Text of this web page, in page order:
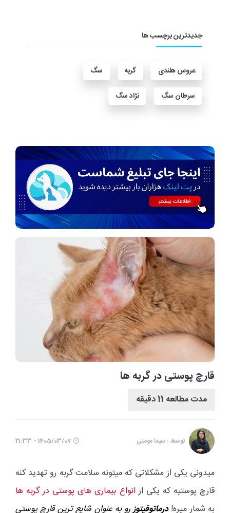
جدیدترین برچسب ها
عروس هلندی گربه سگ
سرطان سگ نژاد سگ
قارچ پوستی در گربه ها
مدت مطالعه 11 دقیقه
توسط : سیما مومنی 1405/03/07 - 21:33
میدونی یکی از مشکلاتی که میتونه سلامت گربه رو تهدید کنه
قارچ پوستیه که یکی از انواع بیماری های پوستی در گربه ها
به شمار میره!درماتوفیتوزرو به عنوان شایع ترین قارچ پوستی